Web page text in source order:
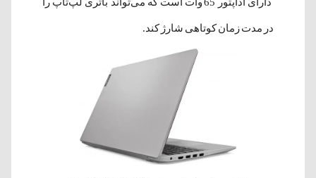
در مدت زمان کوتاهی شارژ کند.